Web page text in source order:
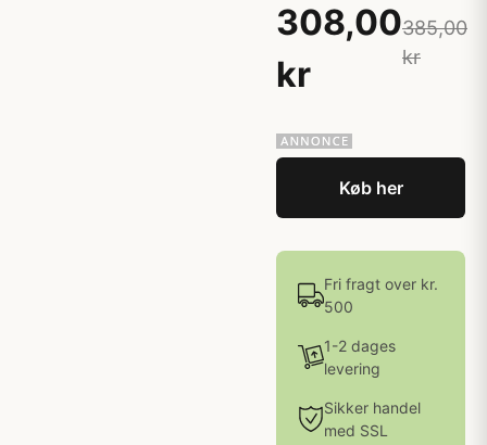
308,00
kr
385,00
kr
Køb her
Fri fragt over kr.
500
1-2 dages
levering
Sikker handel
med SSL